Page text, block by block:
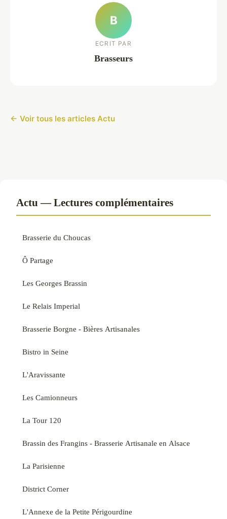
B
ECRIT PAR
Brasseurs
← Voir tous les articles Actu
Actu — Lectures complémentaires
Brasserie du Choucas
Ô Partage
Les Georges Brassin
Le Relais Imperial
Brasserie Borgne - Bières Artisanales
Bistro in Seine
L'Aravissante
Les Camionneurs
La Tour 120
Brassin des Frangins - Brasserie Artisanale en Alsace
La Parisienne
District Corner
L'Annexe de la Petite Périgourdine